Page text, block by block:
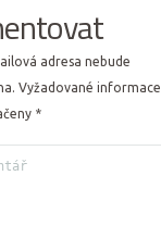
adresa nebude
Vyžadované informace
*